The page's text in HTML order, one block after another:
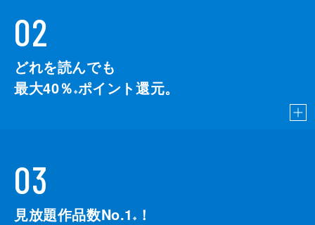
02
どれを読んでも
最大40％ ※ポイント還元。
03
見放題作品数No.1 ※
！